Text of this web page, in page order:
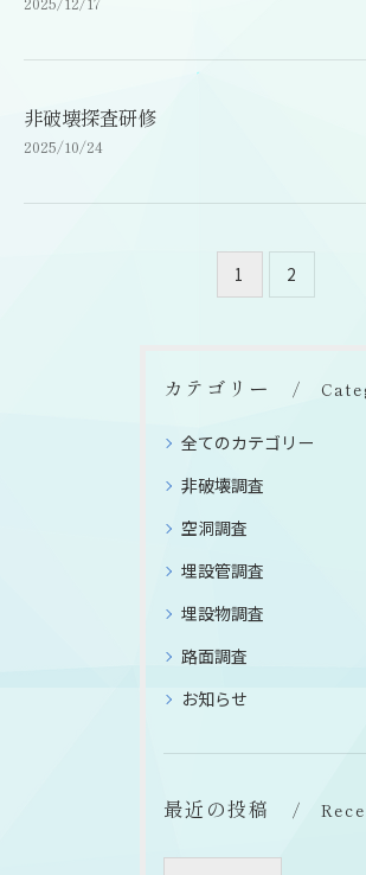
非破壊探査研修
2025/10/24
1 2
カテゴリー
全てのカテゴリー
非破壊調査
空洞調査
埋設管調査
埋設物調査
路面調査
お知らせ
最近の投稿